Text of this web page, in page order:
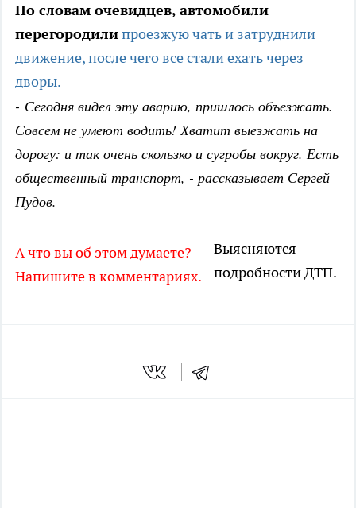
По словам очевидцев, автомобили
перегородилипроезжую чать и затруднили
движение, после чего все стали ехать через
дворы.
- Сегодня видел эту аварию, пришлось объезжать.
Совсем не умеют водить! Хватит выезжать на
дорогу: и так очень скользко и сугробы вокруг. Есть
общественный транспорт, - рассказывает Сергей
Пудов.
А что вы об этом думаете?
Напишите в комментариях.
Выясняются
подробности ДТП.